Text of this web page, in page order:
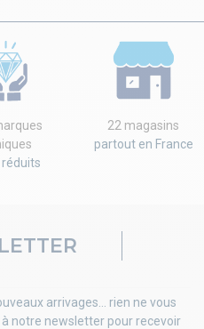
réduits
22 magasins
partout en France
arrivages... rien ne vous
notre newsletter pour recevoir